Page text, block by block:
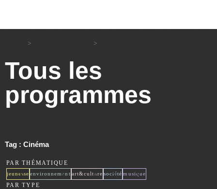
> >
Tous les
programmes
Tag : Cinéma
PAR THÉMATIQUE
jeunesse
x environnement
x art&culture
x société
x musique
x
PAR TYPE